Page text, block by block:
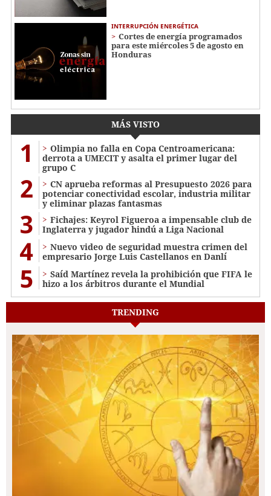
INTERRUPCIÓN ENERGÉTICA
Cortes de energía programados
para este miércoles 5 de agosto en
Honduras
MÁS VISTO
1
Olimpia no falla en Copa Centroamericana:
derrota a UMECIT y asalta el primer lugar del
grupo C
2
CN aprueba reformas al Presupuesto 2026 para
potenciar conectividad escolar, industria militar
y eliminar plazas fantasmas
3
Fichajes: Keyrol Figueroa a impensable club de
Inglaterra y jugador hindú a Liga Nacional
4
Nuevo video de seguridad muestra crimen del
empresario Jorge Luis Castellanos en Danlí
5
Saíd Martínez revela la prohibición que FIFA le
hizo a los árbitros durante el Mundial
TRENDING